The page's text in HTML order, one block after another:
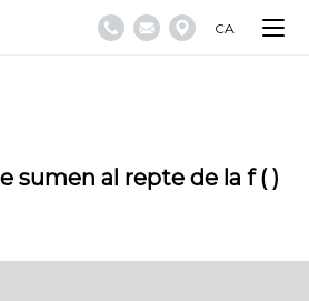
CA
sumen al repte de la f ( )